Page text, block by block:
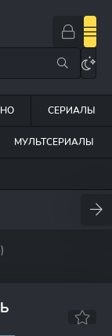
СЕРИАЛЫ
МУЛЬТСЕРИАЛЫ